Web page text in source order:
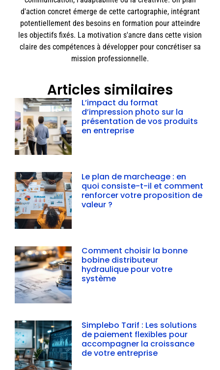
Articles similaires
L’impact du format
d’impression photo sur la
présentation de vos produits
en entreprise
Le plan de marcheage : en
quoi consiste-t-il et comment
renforcer votre proposition de
valeur ?
Comment choisir la bonne
bobine distributeur
hydraulique pour votre
système
Simplebo Tarif : Les solutions
de paiement flexibles pour
accompagner la croissance
de votre entreprise
d'action concret émerge de cette cartographie, intégrant
potentiellement des besoins en formation pour atteindre
les objectifs fixés. La motivation s'ancre dans cette vision
claire des compétences à développer pour concrétiser sa
mission professionnelle.